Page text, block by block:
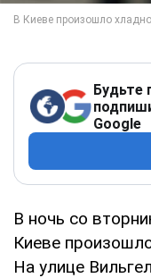
Будьте
Google
В ночь со
Киеве
На улице